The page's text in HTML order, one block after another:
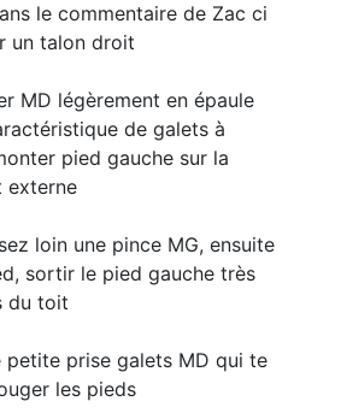
le commentaire de Zac ci
un talon droit
MD légèrement en épaule
de galets à
pied gauche sur la
externe
loin une pince MG, ensuite
sortir le pied gauche très
du toit
petite prise galets MD qui te
les pieds